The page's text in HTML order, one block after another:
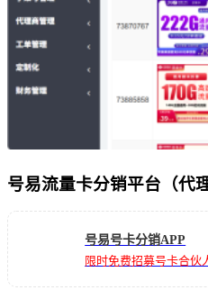
号易流量卡分销平台（代
号易号卡分销APP
限时免费招募号卡合伙